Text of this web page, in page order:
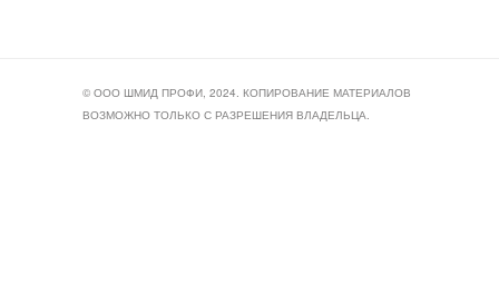
© ООО ШМИД ПРОФИ, 2024. КОПИРОВАНИЕ МАТЕРИАЛОВ
ВОЗМОЖНО ТОЛЬКО С РАЗРЕШЕНИЯ ВЛАДЕЛЬЦА.